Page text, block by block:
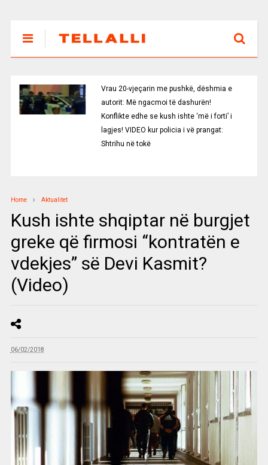
Vrau 20-vjeçarin me pushkë, dëshmia e
autorit: Më ngacmoi të dashurën!
Konflikte edhe se kush ishte ‘më i forti’ i
lagjes! VIDEO kur policia i vë prangat:
Shtrihu në tokë
Home Aktualitet
Kush ishte shqiptar në burgjet
greke që firmosi “kontratën e
vdekjes” së Devi Kasmit?
(Video)
06/02/2018